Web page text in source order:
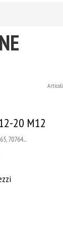
Articoli
20 M12
70764...